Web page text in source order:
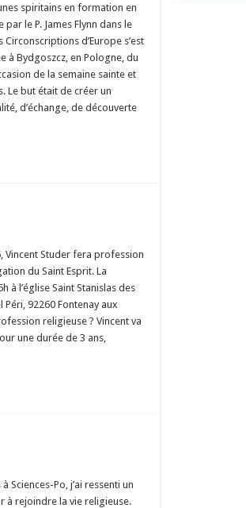
spiritains en formation en
le P. James Flynn dans le
Circonscriptions d’Europe s’est
à Bydgoszcz, en Pologne, du
de la semaine sainte et
Le but était de créer un
d’échange, de découverte
Vincent Studer fera profession
du Saint Esprit. La
à l’église Saint Stanislas des
Péri, 92260 Fontenay aux
religieuse ? Vincent va
une durée de 3 ans,
Sciences-Po, j’ai ressenti un
à rejoindre la vie religieuse.